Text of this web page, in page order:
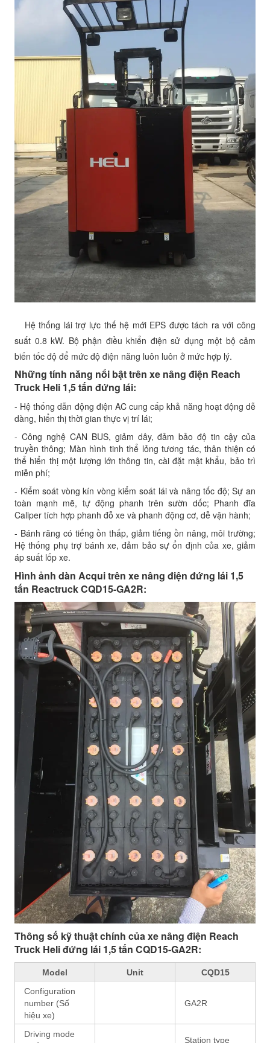
Hệ thống lái trợ lực thế hệ mới EPS được tách ra với công
suất 0.8 kW. Bộ phận điều khiển điện sử dụng một bộ cảm
biến tốc độ để mức độ điện năng luôn luôn ở mức hợp lý.
Những tính năng nổi bật trên xe nâng điện Reach
Truck Heli 1,5 tấn đứng lái:
- Hệ thống dẫn động điện AC cung cấp khả năng hoạt động dễ
dàng, hiển thị thời gian thực vị trí lái;
- Công nghệ CAN BUS, giảm dây, đảm bảo độ tin cậy của
truyền thông; Màn hình tinh thể lỏng tương tác, thân thiện có
thể hiển thị một lượng lớn thông tin, cài đặt mật khẩu, bảo trì
miễn phí;
- Kiểm soát vòng kín vòng kiểm soát lái và nâng tốc độ; Sự an
toàn mạnh mẽ, tự động phanh trên sườn dốc; Phanh đĩa
Caliper tích hợp phanh đỗ xe và phanh động cơ, dễ vận hành;
- Bánh răng có tiếng ồn thấp, giảm tiếng ồn nâng, môi trường;
Hệ thống phụ trợ bánh xe, đảm bảo sự ổn định của xe, giảm
áp suất lốp xe.
Hình ảnh dàn Acqui trên xe nâng điện đứng lái 1,5
tấn Reactruck CQD15-GA2R:
Thông số kỹ thuật chính của xe nâng điện Reach
Truck Heli đứng lái 1,5 tấn CQD15-GA2R:
Model Unit
CQD15
Configuration
number (Số
hiệu xe)
GA2R
Driving mode
Station type